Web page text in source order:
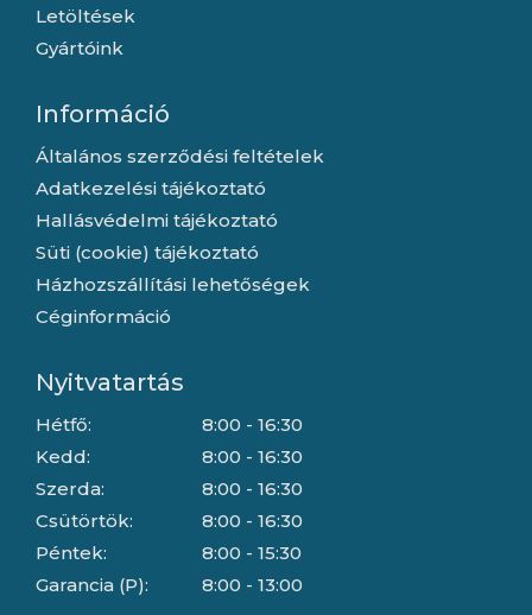
Letöltések
Gyártóink
Információ
Általános szerződési feltételek
Adatkezelési tájékoztató
Hallásvédelmi tájékoztató
Süti (cookie) tájékoztató
Házhozszállítási lehetőségek
Céginformáció
Nyitvatartás
Hétfő:
Kedd:
Szerda:
Csütörtök:
Péntek:
Garancia (P):
8:00 - 16:30
8:00 - 16:30
8:00 - 16:30
8:00 - 16:30
8:00 - 15:30
8:00 - 13:00